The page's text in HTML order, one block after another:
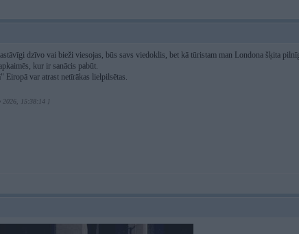
dzīvo vai bieži viesojas, būs savs viedoklis, bet kā tūristam man Londona šķita
kur ir sanācis pabūt.
Eiropā var atrast netīrākas lielpilsētas.
2026, 15:38:14 ]